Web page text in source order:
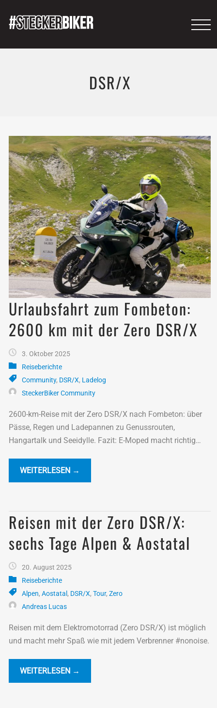
DSR/X
Urlaubsfahrt zum Fombeton:
2600 km mit der Zero DSR/X
3. Oktober 2025
Reiseberichte
Community, DSR/X, Ladelog
SteckerBiker Community
2600-km-Reise mit der Zero DSR/X nach Fombeton: über
Pässe, Regen und Ladepannen zu Genussrouten,
Hangartalk und Seeidylle. Fazit: E-Moped macht richtig
WEITERLESEN →
Reisen mit der Zero DSR/X:
sechs Tage Alpen & Aostatal
20. August 2025
Reiseberichte
Alpen, Aostatal, DSR/X, Tour, Zero
Andreas Lucas
Reisen mit dem Elektromotorrad (Zero DSR/X) ist möglich
und macht mehr Spaß wie mit jedem Verbrenner #nonoise.
WEITERLESEN →